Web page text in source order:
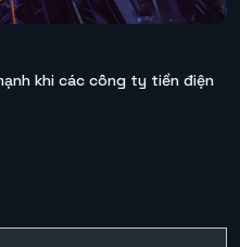
khi các công ty tiền điện